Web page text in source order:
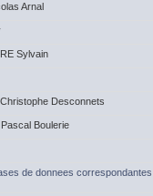
Arnal
Sylvain
Desconnets
Boulerie
de donnees